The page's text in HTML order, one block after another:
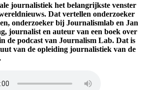
journalistiek het belangrijkste venster
Dat vertellen onderzoeker
onderzoeker bij Journalismlab en Jan
journalist en auteur van een boek over
de podcast van Journalism Lab. Dat is
van de opleiding journalistiek van de